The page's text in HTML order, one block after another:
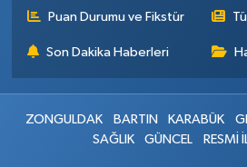
Puan Durumu ve Fikstür
Son Dakika Haberleri
ZONGULDAK BARTIN KARABÜK
SAĞLIK
GÜNCEL RESMİ